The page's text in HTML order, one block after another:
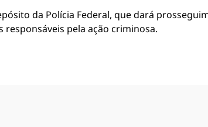
da Polícia Federal, que dará
pela ação criminosa.